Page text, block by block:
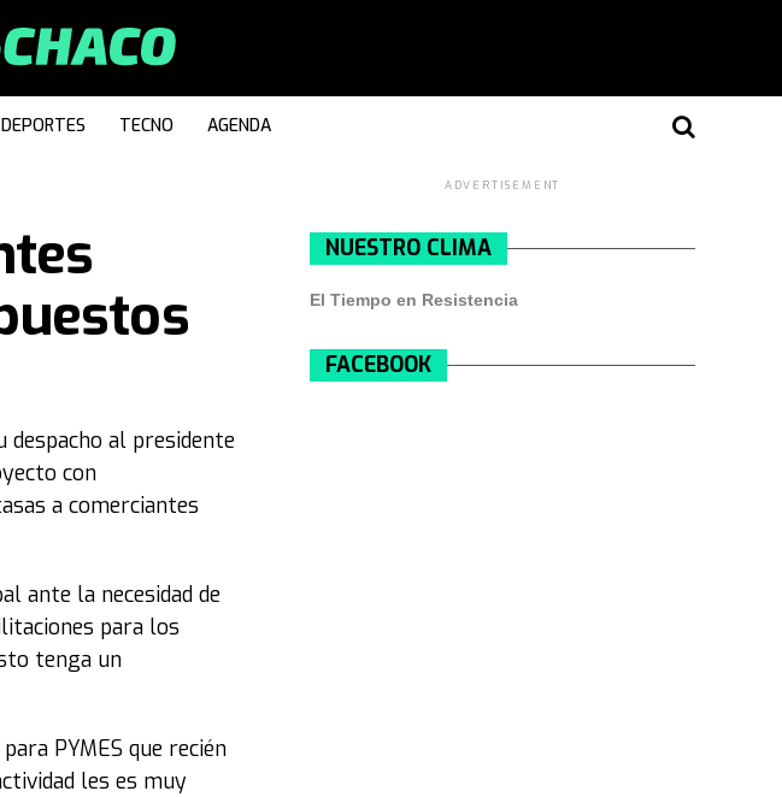
DEPORTES TECNO AGENDA
despacho al presidente
con
a comerciantes
ante la necesidad de
para los
tenga un
PYMES que recién
les es muy
ADVERTISEMENT
NUESTRO CLIMA
El Tiempo en Resistencia
FACEBOOK